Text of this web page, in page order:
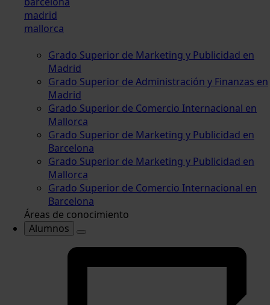
madrid
mallorca
Grado Superior de Marketing y Publicidad en
Madrid
Grado Superior de Administración y Finanzas en
Madrid
Grado Superior de Comercio Internacional en
Mallorca
Grado Superior de Marketing y Publicidad en
Barcelona
Grado Superior de Marketing y Publicidad en
Mallorca
Grado Superior de Comercio Internacional en
Barcelona
Áreas de conocimiento
Alumnos